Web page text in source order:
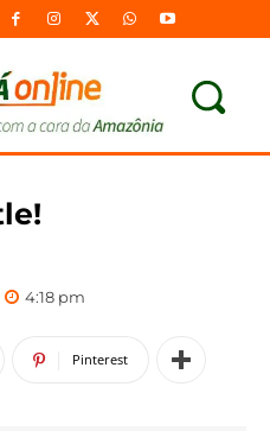
4:18 pm
Pinterest